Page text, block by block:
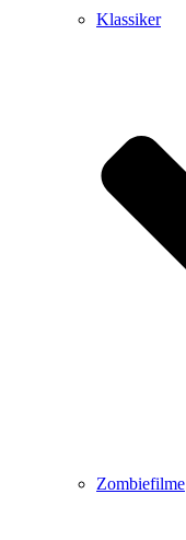
Klassiker
Zombiefilme